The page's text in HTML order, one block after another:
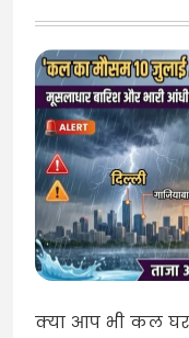
क्या आप भी कल